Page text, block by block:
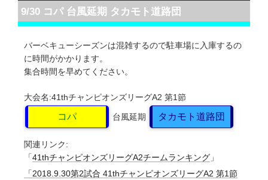
9/30 コパ 台風延期 タカモト道路団
バーベキューシーズンは混雑するので駐車場に入庫するの
に時間がかかります。
集合時間を早めてください。
大会名:41thチャンピオンズリーグA2 第1節
コパ 台風延期 タカモト道路団
関連リンク:
「 41thチャンピオンズリーグA2チームランキング 」
「2018.9.30第2試合 41thチャンピオンズリーグA2 第1節